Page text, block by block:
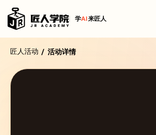
学AI来匠人
匠人活动 / 活动详情